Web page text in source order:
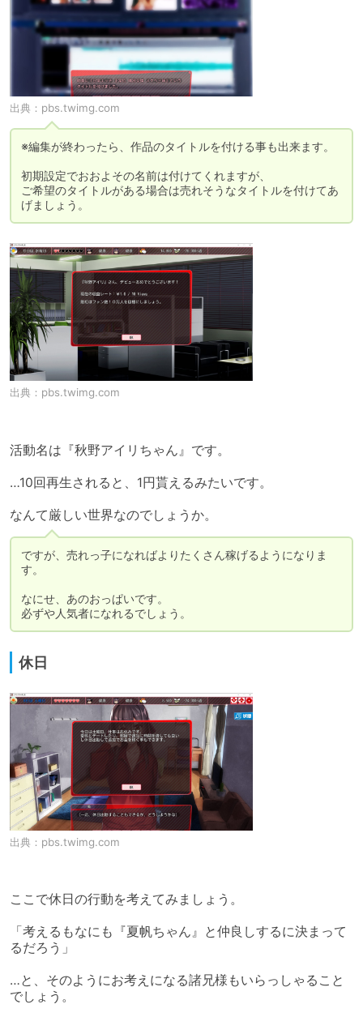
出典： pbs.twimg.com
※編集が終わったら、作品のタイトルを付ける事も出来ます。
初期設定でおおよその名前は付けてくれますが、
ご希望のタイトルがある場合は売れそうなタイトルを付けてあ
げましょう。
出典： pbs.twimg.com
活動名は『秋野アイリちゃん』です。
…10回再生されると、1円貰えるみたいです。
なんて厳しい世界なのでしょうか。
ですが、売れっ子になればよりたくさん稼げるようになりま
す。
なにせ、あのおっぱいです。
必ずや人気者になれるでしょう。
休日
出典： pbs.twimg.com
ここで休日の行動を考えてみましょう。
「考えるもなにも『夏帆ちゃん』と仲良しするに決まって
るだろう」
…と、そのようにお考えになる諸兄様もいらっしゃること
でしょう。